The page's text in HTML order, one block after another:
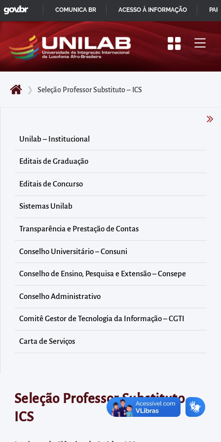
Pular
para
início
do
principal
Acessar
diretamente
o
Acessar
diretamente
área
para
realizar
buscas
internas
Acessar
no
rodapé
❯ Seleção Professor Substituto – ICS
Seleção Professor Substituto –
ICS
Unilab – Institucional
Editais de Graduação
Editais de Concurso
Sistemas Unilab
Transparência e Prestação de Contas
Conselho Universitário – Consuni
Conselho de Ensino, Pesquisa e Extensão – Consepe
Conselho Administrativo
Comitê Gestor de Tecnologia da Informação – CGTI
Carta de Serviços
IR
PARA
CONTEÚDO
GOVBR
COMUNICA BR ACESSO À INFORMAÇÃO